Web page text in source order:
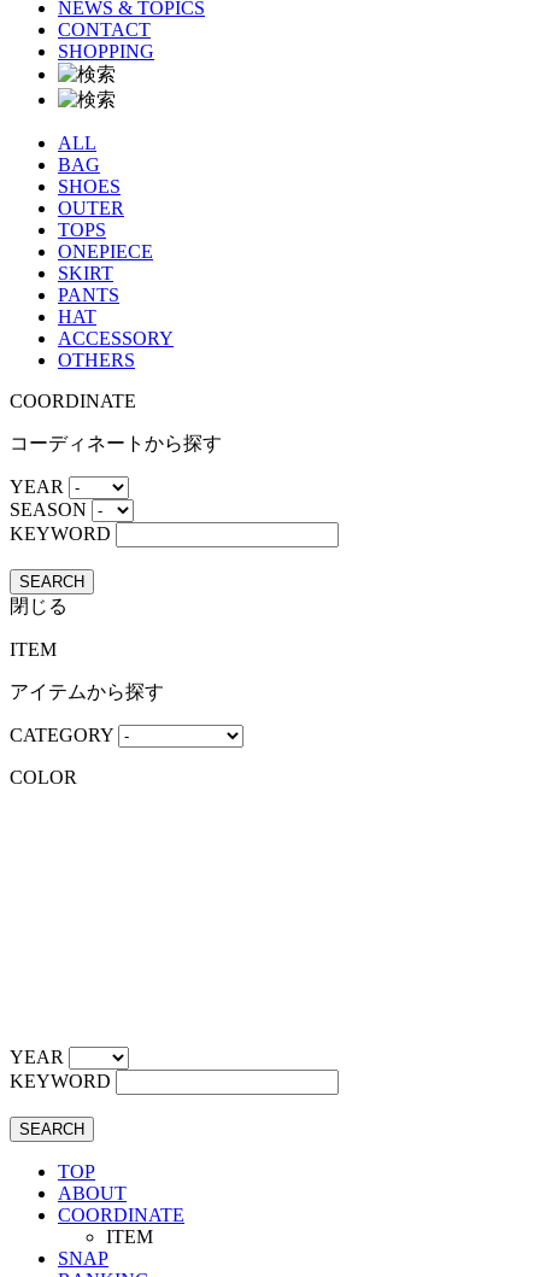
NEWS & TOPICS
CONTACT
SHOPPING
ALL
BAG
SHOES
OUTER
TOPS
ONEPIECE
SKIRT
PANTS
HAT
ACCESSORY
OTHERS
COORDINATE
コーディネートから探す
YEAR
SEASON
KEYWORD
SEARCH
閉じる
ITEM
アイテムから探す
CATEGORY
COLOR
YEAR
KEYWORD
SEARCH
TOP
ABOUT
COORDINATE
ITEM
SNAP